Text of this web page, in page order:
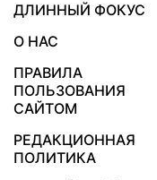
ДЛИННЫЙ ФОКУС
О НАС
ПРАВИЛА
ПОЛЬЗОВАНИЯ
САЙТОМ
РЕДАКЦИОННАЯ
ПОЛИТИКА